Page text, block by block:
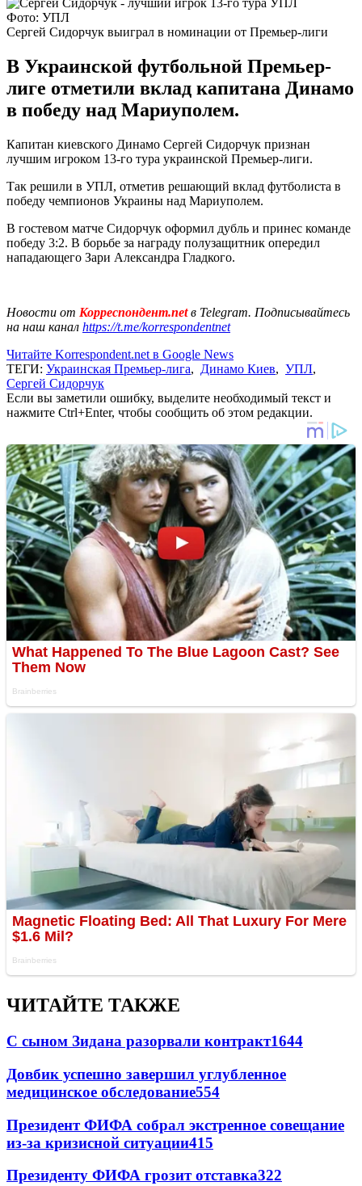
Фото: УПЛ
Сергей Сидорчук выиграл в номинации от Премьер-лиги
В Украинской футбольной Премьер-
лиге отметили вклад капитана Динамо
в победу над Мариуполем.
Капитан киевского Динамо Сергей Сидорчук признан
лучшим игроком 13-го тура украинской Премьер-лиги.
Так решили в УПЛ, отметив решающий вклад футболиста в
победу чемпионов Украины над Мариуполем.
В гостевом матче Сидорчук оформил дубль и принес команде
победу 3:2. В борьбе за награду полузащитник опередил
нападающего Зари Александра Гладкого.
Новости от Корреспондент.netв Telegram. Подписывайтесь
на наш канал https://t.me/korrespondentnet
Читайте Korrespondent.net в Google News
ТЕГИ: Украинская Премьер-лига, Динамо Киев, УПЛ,
Сергей Сидорчук
Если вы заметили ошибку, выделите необходимый текст и
нажмите Ctrl+Enter, чтобы сообщить об этом редакции.
ЧИТАЙТЕ ТАКЖЕ
С сыном Зидана разорвали контракт1644
Довбик успешно завершил углубленное
медицинское обследование554
Президент ФИФА собрал экстренное совещание
из-за кризисной ситуации415
Президенту ФИФА грозит отставка322